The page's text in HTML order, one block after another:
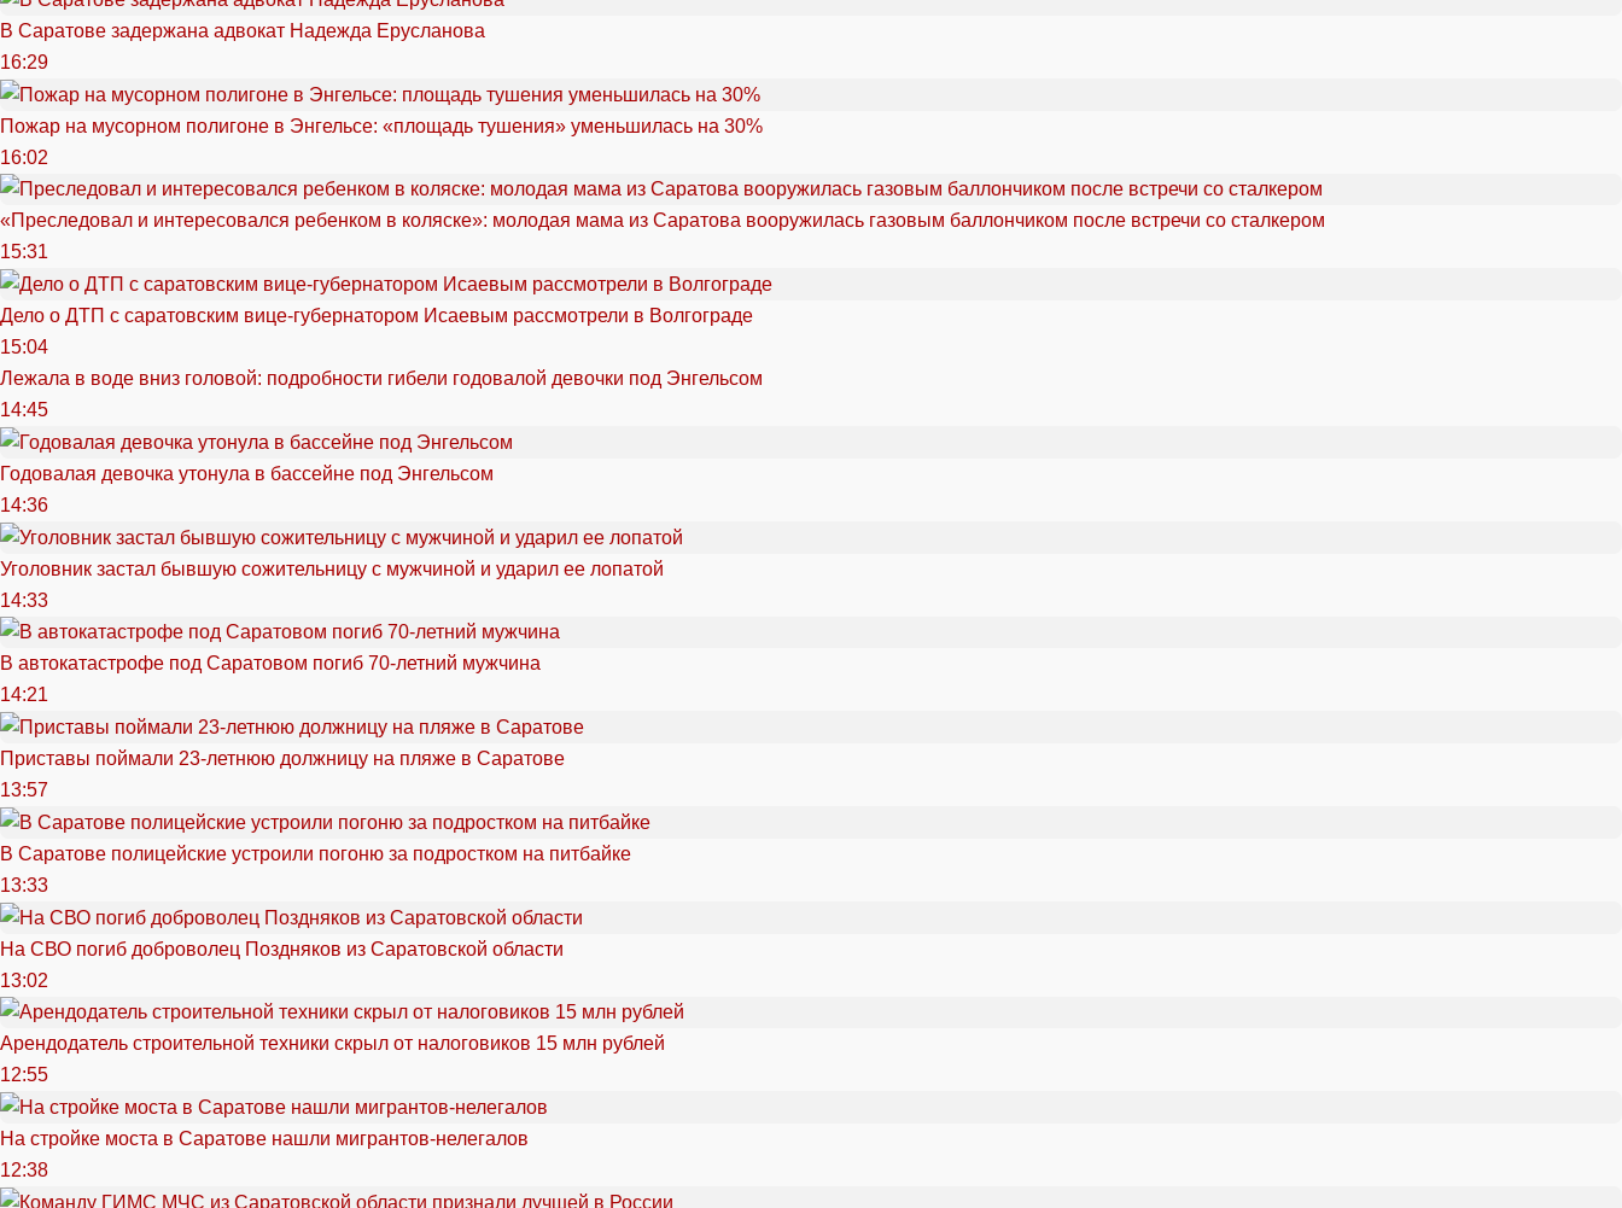
В Саратове задержана адвокат Надежда Ерусланова
16:29
Пожар на мусорном полигоне в Энгельсе: «площадь тушения» уменьшилась на 30%
16:02
«Преследовал и интересовался ребенком в коляске»: молодая мама из Саратова вооружилась газовым баллончиком после встречи со сталкером
15:31
Дело о ДТП с саратовским вице-губернатором Исаевым рассмотрели в Волгограде
15:04
Лежала в воде вниз головой: подробности гибели годовалой девочки под Энгельсом
14:45
Годовалая девочка утонула в бассейне под Энгельсом
14:36
Уголовник застал бывшую сожительницу с мужчиной и ударил ее лопатой
14:33
В автокатастрофе под Саратовом погиб 70-летний мужчина
14:21
Приставы поймали 23-летнюю должницу на пляже в Саратове
13:57
В Саратове полицейские устроили погоню за подростком на питбайке
13:33
На СВО погиб доброволец Поздняков из Саратовской области
13:02
Арендодатель строительной техники скрыл от налоговиков 15 млн рублей
12:55
На стройке моста в Саратове нашли мигрантов-нелегалов
12:38